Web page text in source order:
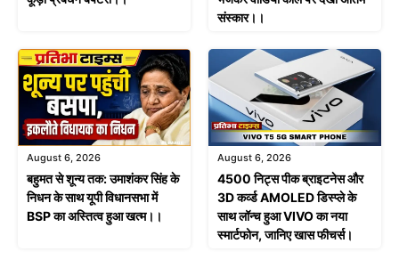
संस्कार।।
August 6, 2026
बहुमत से शून्य तक: उमाशंकर सिंह के
निधन के साथ यूपी विधानसभा में
BSP का अस्तित्व हुआ खत्म।।
August 6, 2026
4500 निट्स पीक ब्राइटनेस और
3D कर्व्ड AMOLED डिस्प्ले के
साथ लॉन्च हुआ VIVO का नया
स्मार्टफोन, जानिए खास फीचर्स।